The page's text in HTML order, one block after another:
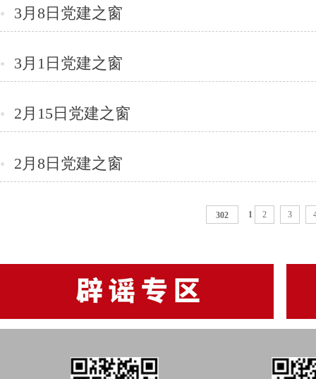
● 3月8日党建之窗
● 3月1日党建之窗
● 2月15日党建之窗
● 2月8日党建之窗
302 1 2 3